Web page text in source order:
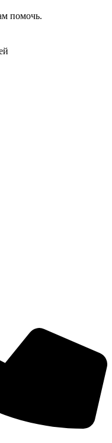
помочь.